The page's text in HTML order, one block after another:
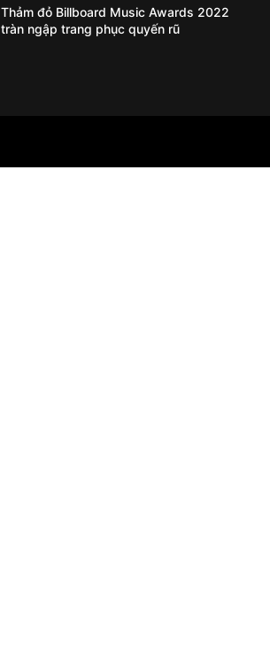
Thảm đỏ Billboard Music Awards 2022
tràn ngập trang phục quyến rũ